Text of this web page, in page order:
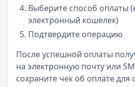
Выберите способ оплаты
электронный кошелек)
Подтвердите операцию
После успешной оплаты
на электронную почту или
сохраните чек об оплате для